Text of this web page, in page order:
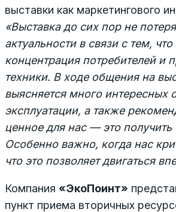
выставки как маркетингового
«Выставка до сих пор не
актуальности в связи с тем,
концентрация потребителей и
техники. В ходе общения на
выясняется много интересных
эксплуатации, а также
ценное для нас — это получить
Особенно важно, когда нас
что это позволяет двигаться
Компания «ЭкоПоинт»
пункт приема вторичных